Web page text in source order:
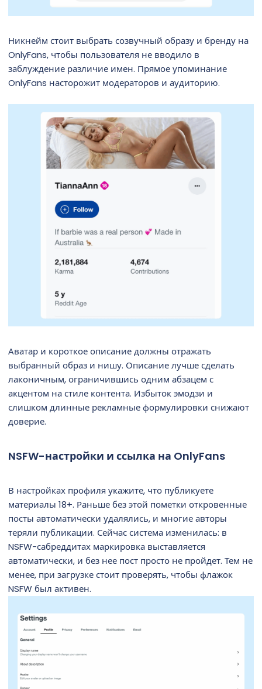
Никнейм стоит выбрать созвучный образу и бренду на
OnlyFans, чтобы пользователя не вводило в
заблуждение различие имен. Прямое упоминание
OnlyFans насторожит модераторов и аудиторию.
Аватар и короткое описание должны отражать
выбранный образ и нишу. Описание лучше сделать
лаконичным, ограничившись одним абзацем с
акцентом на стиле контента. Избыток эмодзи и
слишком длинные рекламные формулировки снижают
доверие.
NSFW-настройки и ссылка на OnlyFans
В настройках профиля укажите, что публикуете
материалы 18+. Раньше без этой пометки откровенные
посты автоматически удалялись, и многие авторы
теряли публикации. Сейчас система изменилась: в
NSFW-сабреддитах маркировка выставляется
автоматически, и без нее пост просто не пройдет. Тем не
менее, при загрузке стоит проверять, чтобы флажок
NSFW был активен.